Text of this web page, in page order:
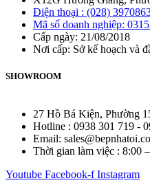
Điện thoại : (028)
Mã số doanh nghiệp:
Cấp ngày: 21/08/2018
Nơi cấp: Sở kế hoạch và
SHOWROOM
27 Hồ Bá Kiện, Phường
Hotline : 0938 301 719 -
Email:
Thời gian làm việc : 8:00
Youtube Facebook-f Instagram